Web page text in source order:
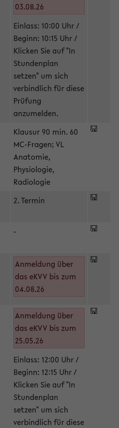
03.08.26
Einlass: 10:00 Uhr /
Beginn: 10:15 Uhr /
Klicken Sie auf "In
Stundenplan
setzen" um sich
verbindlich für diese
Prüfung
anzumelden.
Klausur 90 min. 60
MC-Fragen; VL
Anatomie,
Physiologie,
Radiologie
2. Termin
-
Anmeldung über
das eKVV bis zum
04.08.26
Anmeldung über
das eKVV bis zum
25.05.26
Einlass: 12:00 Uhr /
Beginn: 12:15 Uhr /
Klicken Sie auf "In
Stundenplan
setzen" um sich
verbindlich für diese